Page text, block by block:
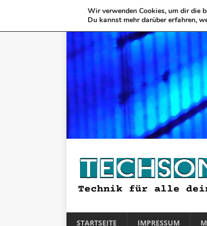
STARTSEITE IMPRESSUM
Wir verwenden Cookies, um dir die
Du kannst mehr darüber erfahren,